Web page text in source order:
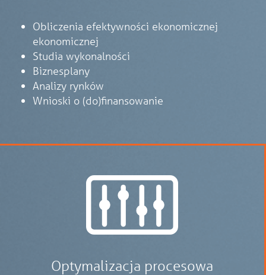
Obliczenia efektywności ekonomicznej
ekonomicznej
Studia wykonalności
Biznesplany
Analizy rynków
Wnioski o (do)finansowanie
Optymalizacja procesowa